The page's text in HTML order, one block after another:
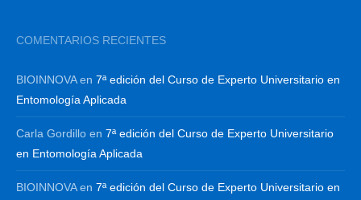
COMENTARIOS RECIENTES
BIOINNOVAen 7ª edición del Curso de Experto Universitario en
Entomología Aplicada
Carla Gordillo en 7ª edición del Curso de Experto Universitario
en Entomología Aplicada
BIOINNOVAen 7ª edición del Curso de Experto Universitario en